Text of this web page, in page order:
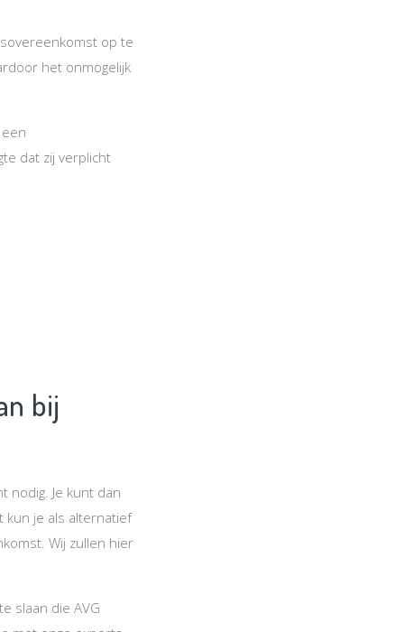
op te
het onmogelijk
dat zij verplicht
bij
nodig. Je kunt dan
kun je als alternatief
Wij zullen hier
slaan die AVG